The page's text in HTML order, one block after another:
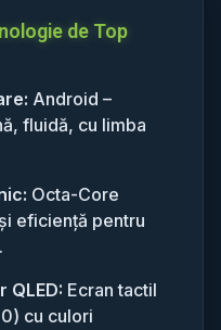
de Top
Android –
fluidă, cu limba
Octa-Core
eficiență pentru
QLED: Ecran tactil
cu culori